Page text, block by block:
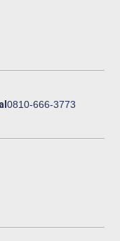
0810-666-3773